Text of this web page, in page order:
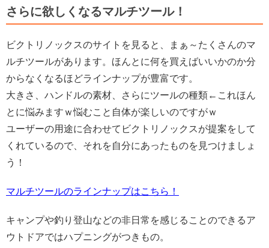
さらに欲しくなるマルチツール！
ビクトリノックスのサイトを見ると、まぁ～たくさんのマ
ルチツールがあります。ほんとに何を買えばいいかのか分
からなくなるほどラインナップが豊富です。
大きさ、ハンドルの素材、さらにツールの種類←これほん
とに悩みますｗ悩むこと自体が楽しいのですがｗ
ユーザーの用途に合わせてビクトリノックスが提案をして
くれているので、それを自分にあったものを見つけましょ
う！
マルチツールのラインナップはこちら！
キャンプや釣り登山などの非日常を感じることのできるア
ウトドアではハプニングがつきもの。